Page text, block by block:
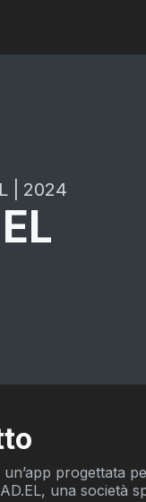
2024
un’app progettata
una società